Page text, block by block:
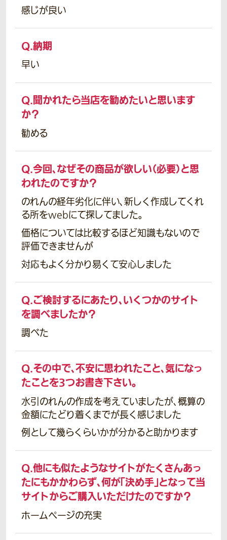
感じが良い
Q.納期
早い
Q.聞かれたら当店を勧めたいと思います
か？
勧める
Q.今回、なぜその商品が欲しい（必要）と思
われたのですか？
のれんの経年劣化に伴い、新しく作成してくれ
る所をwebにて探してました。
価格については比較するほど知識もないので
評価できませんが
対応もよく分かり易くて安心しました
Q.ご検討するにあたり、いくつかのサイト
を調べましたか？
調べた
Q.その中で、不安に思われたこと、気になっ
たことを3つお書き下さい。
水引のれんの作成を考えていましたが、概算の
金額にたどり着くまでが長く感じました
例として幾らくらいかが分かると助かります
Q.他にも似たようなサイトがたくさんあっ
たにもかかわらず、何が「決め手」となって当
サイトからご購入いただけたのですか？
ホームページの充実